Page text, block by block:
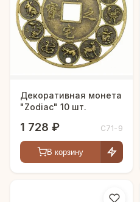
Декоративная монета
"Zodiac" 10 шт.
1 728 ₽ С71-9
В корзину